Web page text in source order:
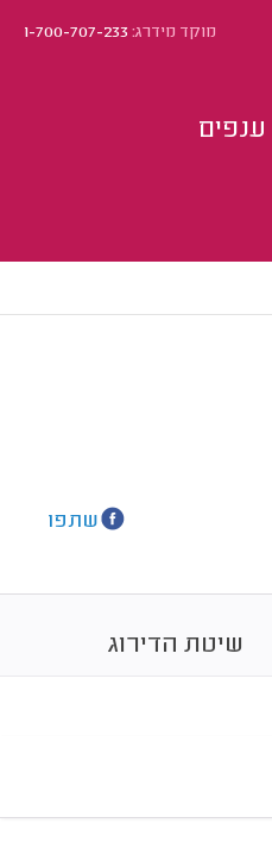
מוקד מידרג:1-700-707-233
ענפים
שתפו
שיטת הדירוג